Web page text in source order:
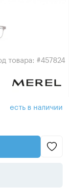
товара: #457824
есть в наличии